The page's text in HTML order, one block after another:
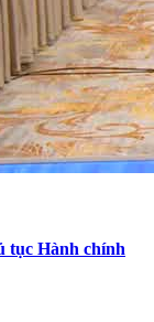
tục Hành chính